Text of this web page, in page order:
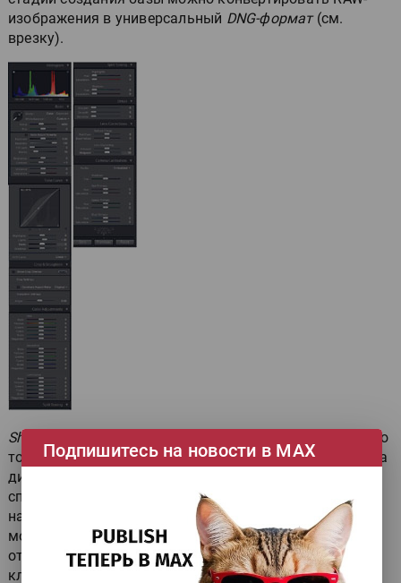
изображения в универсальный DNG-формат(см.
врезку).
Shoots
(фотосессия) — аналог «Коллекции» в Picasa, но
точно отображающий внутреннюю структуру папок на
диске.
список ключевых слов
Keywords
можно просмотреть
на наличие синонимов (нет в Picasa).
через
модуль
Filters, в котором собраны возможности
отбора фото с учётом давности,рейтинга, по
ключевым словам и названиям файлов — типичный
Подпишитесь на новости в МАХ